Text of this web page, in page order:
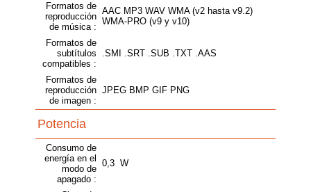
Formatos de
reproducción
de música :
AAC MP3 WAV WMA (v2 hasta v9.2)
WMA-PRO (v9 y v10)
Formatos de
subtítulos
compatibles :
.SMI .SRT .SUB .TXT .AAS
Formatos de
reproducción
de imagen :
JPEG BMP GIF PNG
Potencia
Consumo de
energía en el
modo de
apagado :
0,3 W